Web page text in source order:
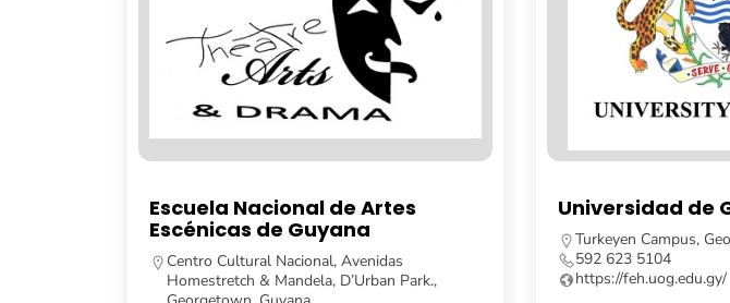
de Artes
Nacional, Avenidas
& Mandela, D’Urban Park.,
Universidad de Guyana
Turkeyen Campus, Georgetown, Guyana.
592 623 5104
https://feh.uog.edu.gy/